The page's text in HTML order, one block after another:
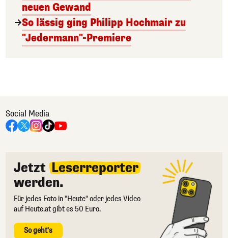
neuen Gewand
So lässig ging Philipp Hochmair zu
"Jedermann"-Premiere
Social Media
Jetzt Leserreporter
werden.
Für jedes Foto in "Heute" oder jedes Video
auf Heute.at gibt es 50 Euro.
So geht's